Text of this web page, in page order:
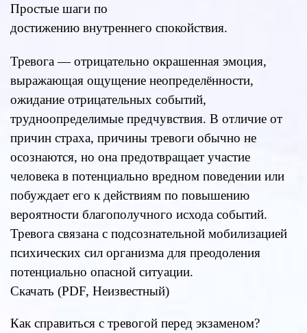
Простые шаги по
достижению внутреннего спокойствия.
Тревога — отрицательно окрашенная эмоция,
выражающая ощущение неопределённости,
ожидание отрицательных событий,
трудноопределимые предчувствия. В отличие от
причин страха, причины тревоги обычно не
осознаются, но она предотвращает участие
человека в потенциально вредном поведении или
побуждает его к действиям по повышению
вероятности благополучного исхода событий.
Тревога связана с подсознательной мобилизацией
психических сил организма для преодоления
потенциально опасной ситуации.
Скачать (PDF, Неизвестный)
Как справиться с тревогой перед экзаменом?